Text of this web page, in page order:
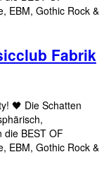
EBM, Gothic Rock &
Fabrik
🖤 Die Schatten
die BEST OF
EBM, Gothic Rock &